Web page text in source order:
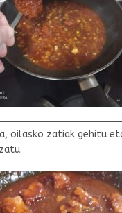
oilasko zatiak gehitu